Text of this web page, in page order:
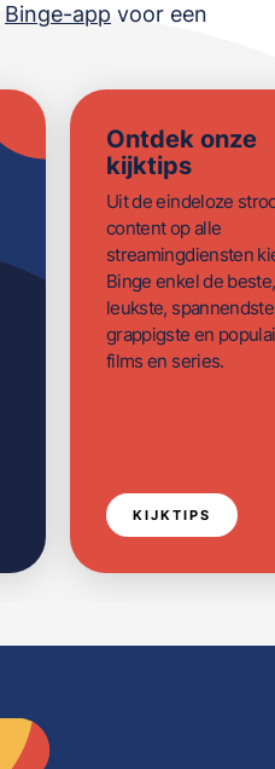
Binge-app voor een
Ontdek onze
kijktips
Uit de eindeloze
content op alle
streamingdiensten
Binge enkel de beste,
leukste,
grappigste en
films en series.
KIJKTIPS